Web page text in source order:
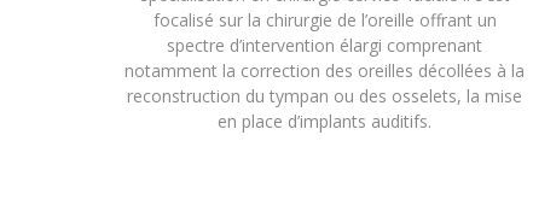
focalisé sur la chirurgie de l’oreille offrant un
spectre d’intervention élargi comprenant
notamment la correction des oreilles décollées à la
reconstruction du tympan ou des osselets, la mise
en place d’implants auditifs.